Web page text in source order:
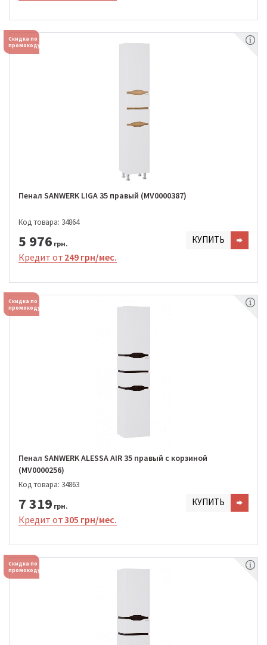
Скидка по
промокоду
Пенал SANWERK LIGA 35 правый (MV0000387)
Код товара: 34864
5 976 грн. КУПИТЬ
Кредит от 249 грн/мес.
Скидка по
промокоду
Пенал SANWERK ALESSA AIR 35 правый с корзиной
(MV0000256)
Код товара: 34863
7 319 грн. КУПИТЬ
Кредит от305 грн/мес.
Скидка по
промокоду